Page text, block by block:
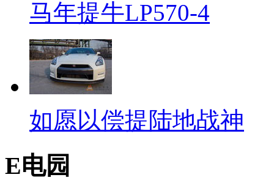
马年提牛LP570-4
如愿以偿提陆地战神
E电园